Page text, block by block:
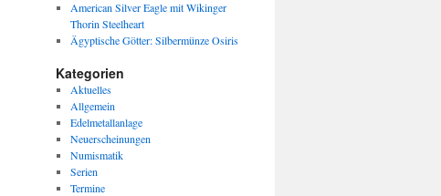
American Silver Eagle mit Wikinger
Thorin Steelheart
Ägyptische Götter: Silbermünze Osiris
Kategorien
Aktuelles
Allgemein
Edelmetallanlage
Neuerscheinungen
Numismatik
Serien
Termine